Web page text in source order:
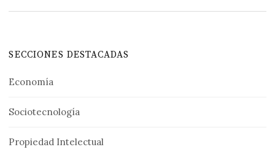
SECCIONES DESTACADAS
Economía
Sociotecnología
Propiedad Intelectual